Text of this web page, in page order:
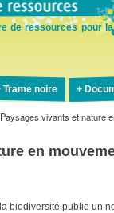
de ressources pour
Trame noire
vivants et nature
en
biodiversité publie un